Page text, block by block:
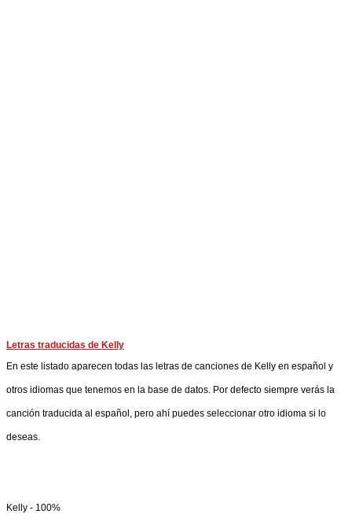
Letras traducidas de Kelly
En este listado aparecen todas las letras de canciones de Kelly en español y
otros idiomas que tenemos en la base de datos. Por defecto siempre verás la
canción traducida al español, pero ahí puedes seleccionar otro idioma si lo
deseas.
Kelly - 100%